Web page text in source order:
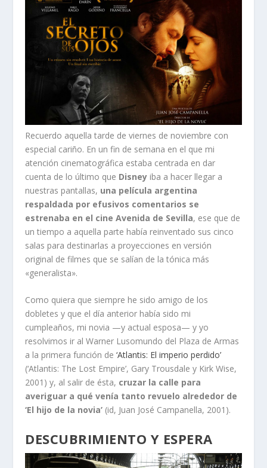
Recuerdo aquella tarde de viernes de noviembre con
especial cariño. En un fin de semana en el que mi
atención cinematográfica estaba centrada en dar
cuenta de lo último que Disney iba a hacer llegar a
nuestras pantallas, una película argentina
respaldada por efusivos comentarios se
estrenaba en el cine Avenida de Sevilla, ese que de
un tiempo a aquella parte había reinventado sus cinco
salas para destinarlas a proyecciones en versión
original de filmes que se salían de la tónica más
«generalista».
Como quiera que siempre he sido amigo de los
dobletes y que el día anterior había sido mi
cumpleaños, mi novia —y actual esposa— y yo
resolvimos ir al Warner Lusomundo del Plaza de Armas
a la primera función de‘Atlantis: El imperio perdido’
(‘Atlantis: The Lost Empire’, Gary Trousdale y Kirk Wise,
2001) y, al salir de ésta, cruzar la calle para
averiguar a qué venía tanto revuelo alrededor de
‘El hijo de la novia’ (id, Juan José Campanella, 2001).
DESCUBRIMIENTO Y ESPERA